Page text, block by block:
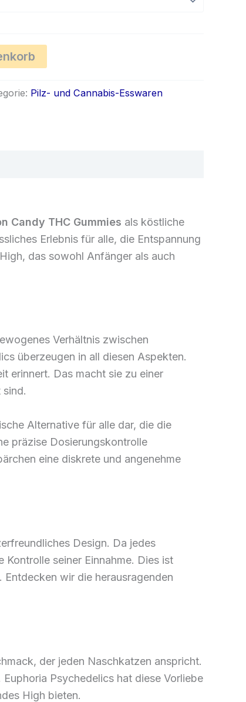
Pilz- und Cannabis-Esswaren
Candy THC Gummies als köstliche
Erlebnis für alle, die Entspannung
das sowohl Anfänger als auch
Verhältnis zwischen
überzeugen in all diesen Aspekten.
erinnert. Das macht sie zu einer
sind.
Alternative für alle dar, die die
präzise Dosierungskontrolle
eine diskrete und angenehme
Design. Da jedes
seiner Einnahme. Dies ist
wir die herausragenden
der jeden Naschkatzen anspricht.
Psychedelics hat diese Vorliebe
High bieten.